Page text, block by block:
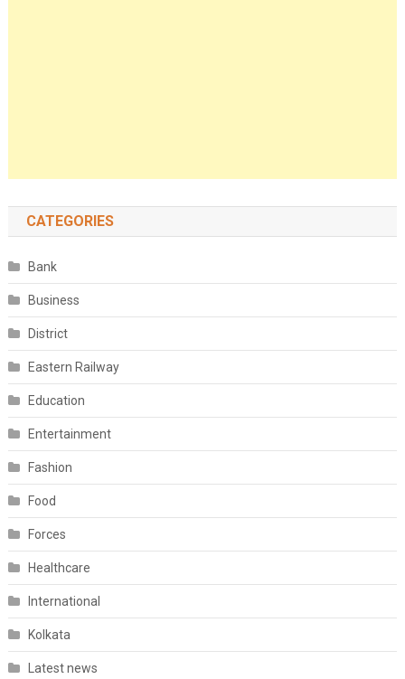
CATEGORIES
Bank
Business
District
Eastern Railway
Education
Entertainment
Fashion
Food
Forces
Healthcare
International
Kolkata
Latest news